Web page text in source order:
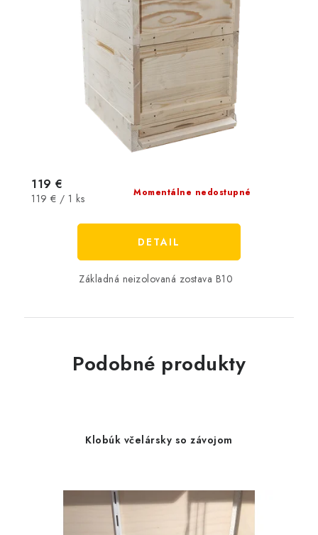
Momentálne nedostupné
119 €
Jednotková
119 € / 1 ks
DETAIL
Základná neizolovaná zostava B10
Podobné produkty
Klobúk včelársky so závojom